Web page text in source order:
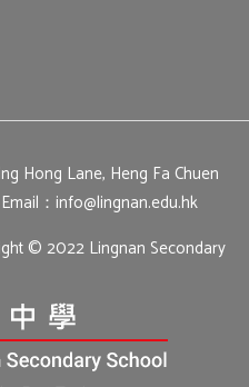
Hong Lane, Heng Fa Chuen
Email： info@lingnan.edu.hk
© 2022 Lingnan Secondary